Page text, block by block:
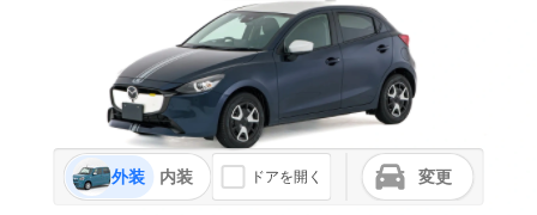
外装 内装 ドアを開く 変更